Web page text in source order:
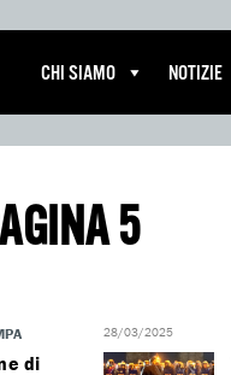
CHI SIAMO NOTIZIE
5
di
28/03/2025